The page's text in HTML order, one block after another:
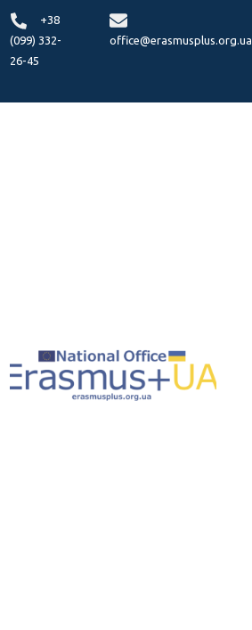
+38
(099) 332-
26-45
office@erasmusplus.org.ua